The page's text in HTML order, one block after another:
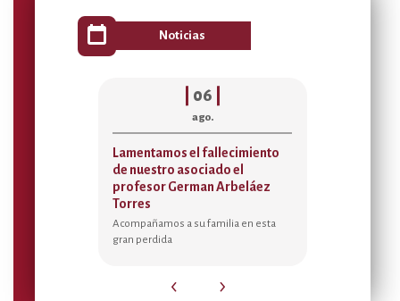
calendar_today Noticias
Lamentamos el fallecimiento
de nuestro asociado el
profesor German Arbeláez
Torres
Acompañamos a su familia en esta
gran perdida
‹ ›